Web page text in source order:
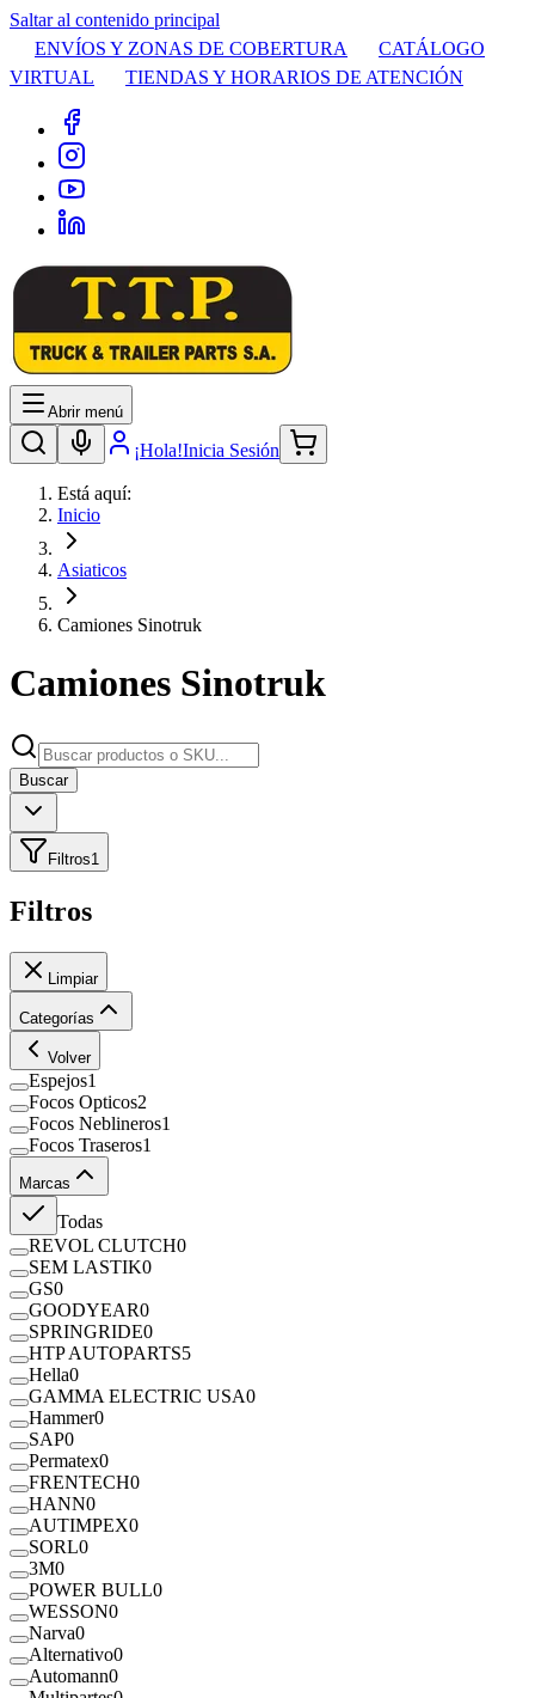
Saltar al contenido principal
ENVÍOS Y ZONAS DE COBERTURA
CATÁLOGO
VIRTUAL
TIENDAS Y HORARIOS DE ATENCIÓN
Abrir menú
¡Hola!Inicia Sesión
Está aquí:
Inicio
Asiaticos
Camiones Sinotruk
Camiones Sinotruk
Buscar
Filtros1
Filtros
Limpiar
Categorías
Volver
Espejos1
Focos Opticos2
Focos Neblineros1
Focos Traseros1
Marcas
Todas
REVOL CLUTCH0
SEM LASTIK0
GS0
GOODYEAR0
SPRINGRIDE0
HTP AUTOPARTS5
Hella0
GAMMA ELECTRIC USA0
Hammer0
SAP0
Permatex0
FRENTECH0
HANN0
AUTIMPEX0
SORL0
3M0
POWER BULL0
WESSON0
Narva0
Alternativo0
Automann0